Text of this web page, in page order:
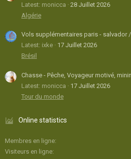
Latest: monicca
28 Juillet 2026
Algérie
Vols supplémentaires paris - salvador
Latest: ixke
17 Juillet 2026
Brésil
Chasse - Pêche, Voyageur motivé,
Latest: monicca
17 Juillet 2026
Tour du monde
Online statistics
Membres en ligne
Visiteurs en ligne